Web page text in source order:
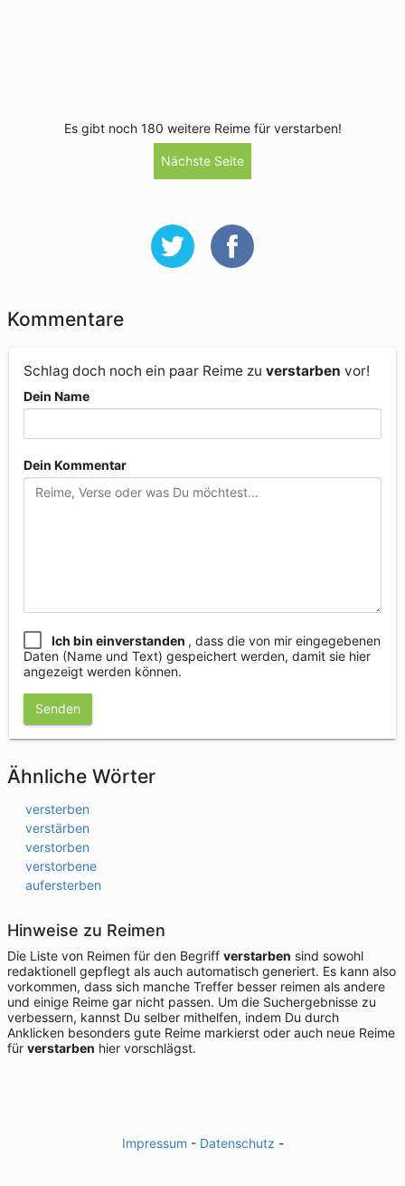
Es gibt noch 180 weitere Reime für verstarben!
Nächste Seite
Kommentare
Schlag doch noch ein paar Reime zu verstarben vor!
Dein Name
Dein Kommentar
Ich bin einverstanden , dass die von mir eingegebenen
Daten (Name und Text) gespeichert werden, damit sie hier
angezeigt werden können.
Senden
Ähnliche Wörter
versterben
verstärben
verstorben
verstorbene
aufersterben
Hinweise zu Reimen
Die Liste von Reimen für den Begriff verstarben sind sowohl
redaktionell gepflegt als auch automatisch generiert. Es kann also
vorkommen, dass sich manche Treffer besser reimen als andere
und einige Reime gar nicht passen. Um die Suchergebnisse zu
verbessern, kannst Du selber mithelfen, indem Du durch
Anklicken besonders gute Reime markierst oder auch neue Reime
für verstarben hier vorschlägst.
Impressum - Datenschutz -